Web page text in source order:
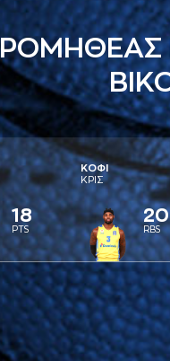
18
PTS
ΚΟΦI
ΚΡΙΣ
20
RBS